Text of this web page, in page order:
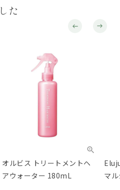
た
オルビス トリートメントヘ
アウォーター 180mL
マ